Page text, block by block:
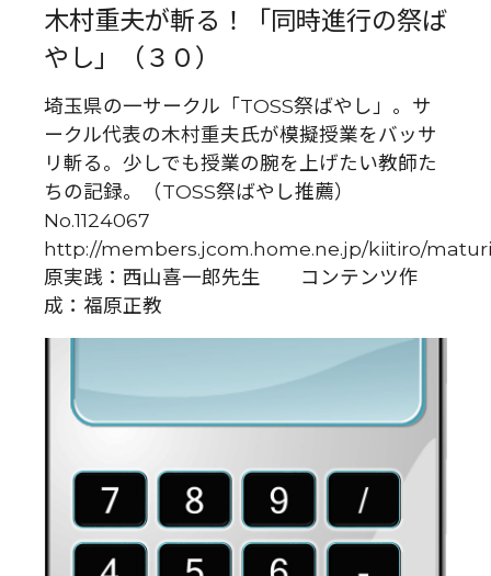
木村重夫が斬る！「同時進行の祭ば
やし」（３０）
埼玉県の一サークル「TOSS祭ばやし」。サ
ークル代表の木村重夫氏が模擬授業をバッサ
リ斬る。少しでも授業の腕を上げたい教師た
ちの記録。（TOSS祭ばやし推薦）
No.1124067
http://members.jcom.home.ne.jp/kiitiro/
原実践：西山喜一郎先生 コンテンツ作
成：福原正教